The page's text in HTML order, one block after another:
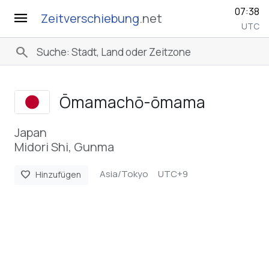
menu Zeitverschiebung.net 07:38
UTC
search
Ōmamachō-ōmama
Japan
Midori Shi, Gunma
favorite Hinzufügen Asia/Tokyo UTC+9